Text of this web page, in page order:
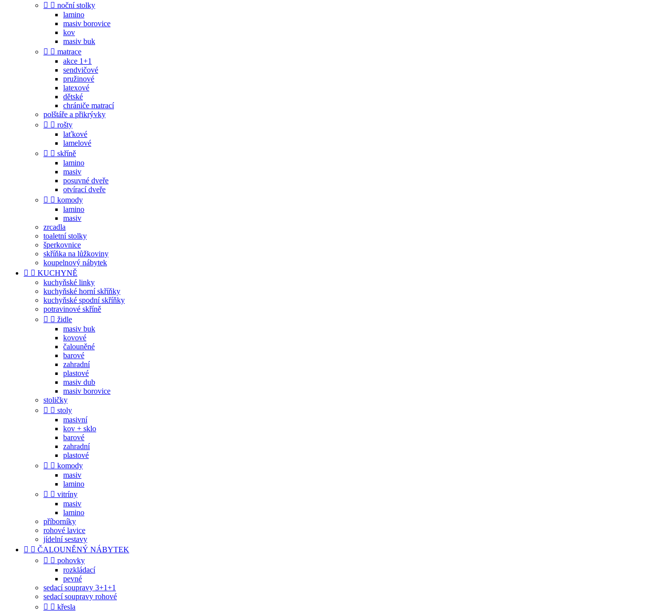
  noční stolky
lamino
masiv borovice
kov
masiv buk
  matrace
akce 1+1
sendvičové
pružinové
latexové
dětské
chrániče matrací
polštáře a přikrývky
  rošty
laťkové
lamelové
  skříně
lamino
masiv
posuvné dveře
otvírací dveře
  komody
lamino
masiv
zrcadla
toaletní stolky
šperkovnice
skříňka na lůžkoviny
koupelnový nábytek
  KUCHYNĚ
kuchyňské linky
kuchyňské horní skříňky
kuchyňské spodní skříňky
potravinové skříně
  židle
masiv buk
kovové
čalouněné
barové
zahradní
plastové
masiv dub
masiv borovice
stoličky
  stoly
masivní
kov + sklo
barové
zahradní
plastové
  komody
masiv
lamino
  vitríny
masiv
lamino
příborníky
rohové lavice
jídelní sestavy
  ČALOUNĚNÝ NÁBYTEK
  pohovky
rozkládací
pevné
sedací soupravy 3+1+1
sedací soupravy rohové
  křesla